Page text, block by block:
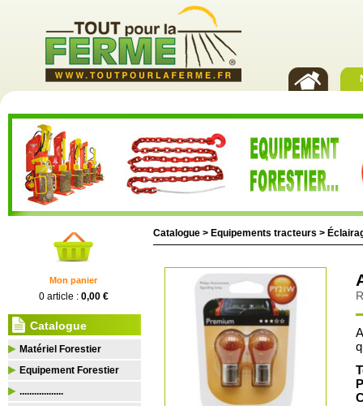
Mon panier
0 article : 0,00 €
Catalogue
Matériel Forestier
Equipement Forestier
..................
Catalogue > Equipements tracteurs >